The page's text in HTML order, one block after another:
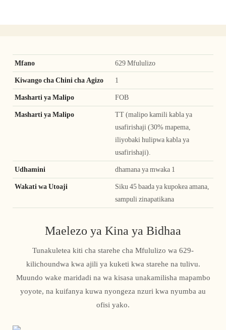
Mfano 629 Mfululizo
Kiwango cha Chini cha Agizo 1
Masharti ya Malipo FOB
Masharti ya Malipo
TT (malipo kamili kabla ya
usafirishaji (30% mapema,
iliyobaki hulipwa kabla ya
usafirishaji).
Udhamini dhamana ya mwaka 1
Wakati wa Utoaji
Siku 45 baada ya kupokea amana,
sampuli zinapatikana
Maelezo ya Kina ya Bidhaa
Tunakuletea kiti cha starehe cha Mfululizo wa 629-
kilichoundwa kwa ajili ya kuketi kwa starehe na tulivu.
Muundo wake maridadi na wa kisasa unakamilisha mapambo
yoyote, na kuifanya kuwa nyongeza nzuri kwa nyumba au
ofisi yako.